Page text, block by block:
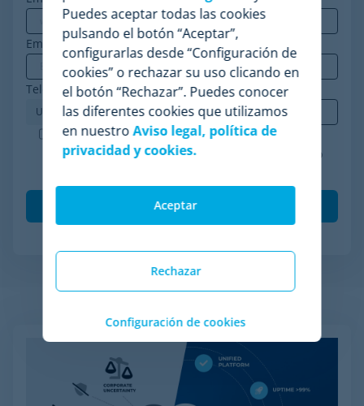
Empresa*
Teléfono *
Minderest es una empresa certificada ISO-27001.
Acepto el procesamiento de mis datos de acuerdo
Artículos relacionados
Puedes aceptar todas las cookies
pulsando el botón “Aceptar”,
configurarlas desde “Configuración de
cookies” o rechazar su uso clicando en
el botón “Rechazar”. Puedes conocer
las diferentes cookies que utilizamos
en nuestroAviso legal, política de
privacidad y cookies.
Rechazar
Aceptar
Configuración de cookies